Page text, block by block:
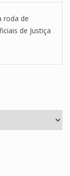
roda de
de Justiça